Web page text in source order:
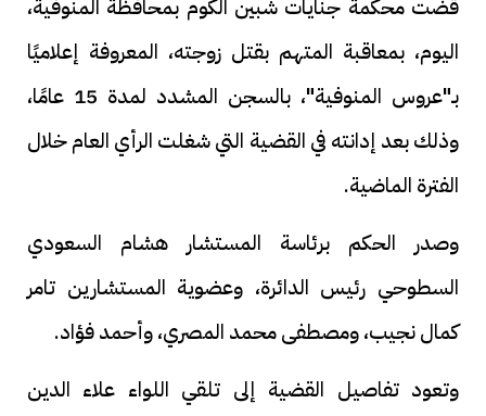
قضت محكمة جنايات شبين الكوم بمحافظة المنوفية،
اليوم، بمعاقبة المتهم بقتل زوجته، المعروفة إعلاميًا
بـ"عروس المنوفية"، بالسجن المشدد لمدة 15 عامًا،
وذلك بعد إدانته في القضية التي شغلت الرأي العام خلال
الفترة الماضية.
وصدر الحكم برئاسة المستشار هشام السعودي
السطوحي رئيس الدائرة، وعضوية المستشارين تامر
كمال نجيب، ومصطفى محمد المصري، وأحمد فؤاد.
وتعود تفاصيل القضية إلى تلقي اللواء علاء الدين